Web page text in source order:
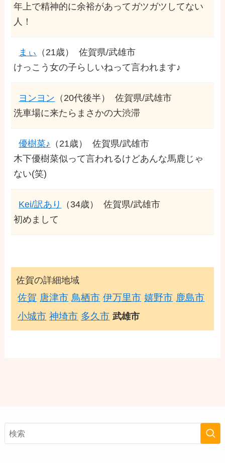
年上で精神的に余裕があってガツガツしてない
人！
まぃ （21歳）
佐賀県/武雄市
けっこう女の子らしいねって言われます♪
ヨンヨン （20代後半）
佐賀県/武雄市
洗車場に来たらまさかの大渋滞
優樹菜♪ （21歳）
佐賀県/武雄市
木下優樹菜似って言われるけどあんな馬鹿じゃ
ない(笑)
Kei/訳あり （34歳）
佐賀県/武雄市
初めまして
佐賀の詳細地域
佐賀 唐津市 鳥栖市 伊万里市 嬉野市 鹿島市
小城市 神埼市 多久市 武雄市